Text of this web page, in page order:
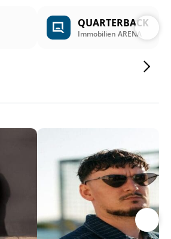
QUARTERBACK
Immobilien ARENA